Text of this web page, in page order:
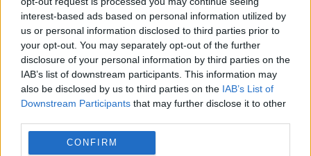
interest-based ads based on personal information utilized by
us or personal information disclosed to third parties prior to
your opt-out. You may separately opt-out of the further
disclosure of your personal information by third parties on the
IAB’s list of downstream participants. This information may
also be disclosed by us to third parties on the IAB’s List of
Downstream Participants that may further disclose it to other
CONFIRM